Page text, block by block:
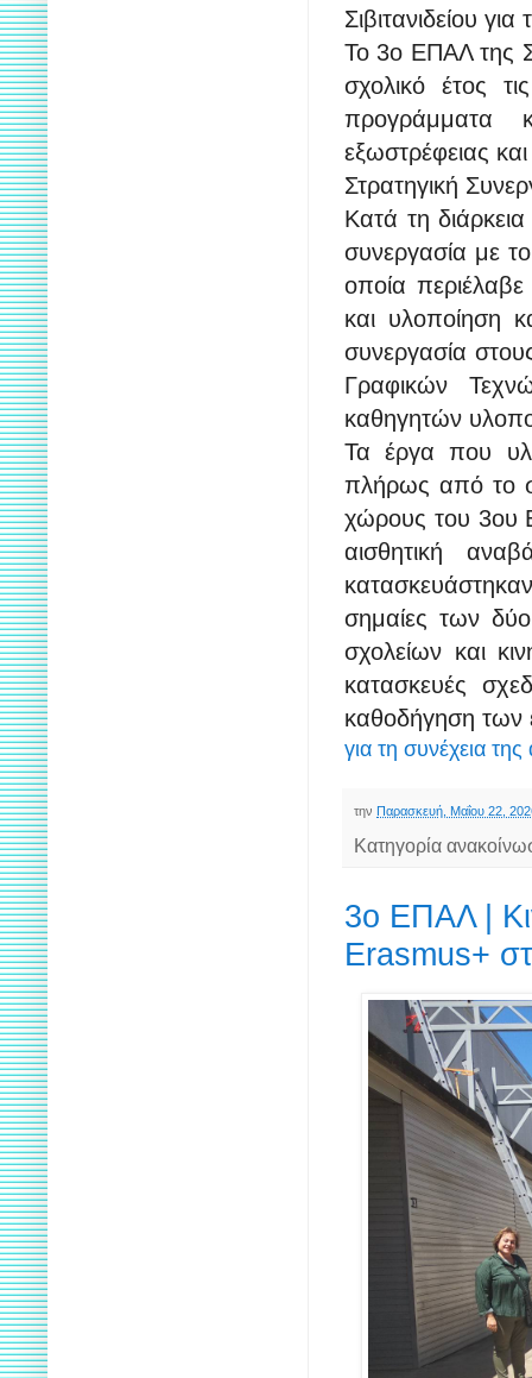
Σιβιτανιδείου
Το 3ο ΕΠΑΛ της
σχολικό έτος
προγράμματα
εξωστρέφειας
Στρατηγική
Κατά τη
συνεργασία με
οποία
και υλοποίηση
συνεργασία
Γραφικών
καθηγητών
Τα έργα που
πλήρως από το
χώρους του 3ου
αισθητική
σημαίες των
σχολείων και
κατασκευές
καθοδήγηση των
για τη συνέχεια
την Παρασκευή, Μαΐου 22,
Κατηγορία
3ο ΕΠΑΛ |
Erasmus+